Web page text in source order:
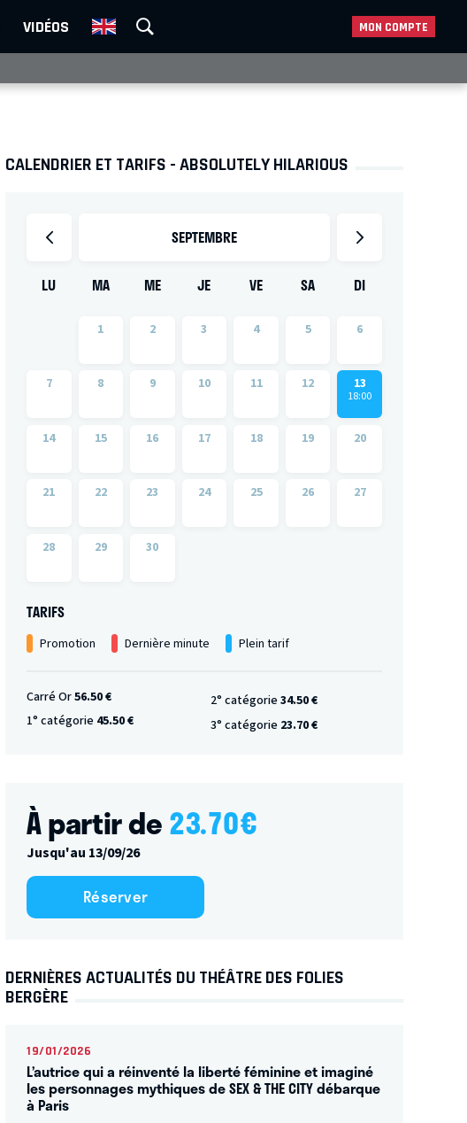
VIDÉOS MON COMPTE
CALENDRIER ET TARIFS - ABSOLUTELY HILARIOUS
SEPTEMBRE
LU MA ME JE VE SA DI
1 2 3 4 5 6
7 8 9 10 11 12 13
18:00
14 15 16 17 18 19 20
21 22 23 24 25 26 27
28 29 30
TARIFS
Promotion Dernière minute Plein tarif
Carré Or56.50 €
1° catégorie 45.50 €
2° catégorie 34.50 €
3° catégorie 23.70 €
À partir de23.70€
Jusqu'au 13/09/26
Réserver
DERNIÈRES ACTUALITÉS DU THÉÂTRE DES FOLIES
BERGÈRE
19/01/2026
L’autrice qui a réinventé la liberté féminine et imaginé
les personnages mythiques de SEX & THE CITY débarque
à Paris